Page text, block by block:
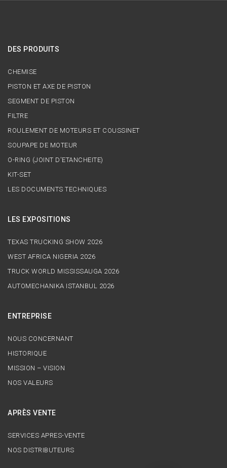
DES PRODUITS
CHEMISE
PISTON ET AXE DE PISTON
SEGMENT DE PISTON
FILTRE
ROULEMENT DE MOTEURS ET COUSSINET
SOUPAPE DE MOTEUR
O-RING (JOINT D'ETANCHEITE)
KIT-SET
LES DOCUMENTS TECHNIQUES
LES EXPOSITIONS
TEXAS TRUCKING SHOW 2026
WEST AFRICA NIGERIA 2026
TRUCK WORLD MISSISSAUGA 2026
AUTOMECHANIKA ISTANBUL 2026
ENTREPRISE
NOUS CONCERNANT
HISTORIQUE
MISSION – VISION
NOS VALEURS
APRÈS VENTE
SERVICES APRES-VENTE
NOS DISTRIBUTEURS